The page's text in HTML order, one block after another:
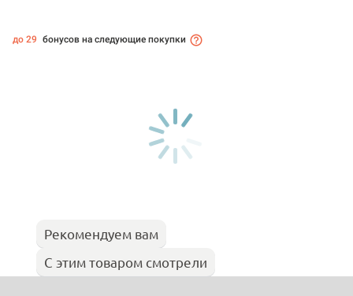
до 29 бонусов на следующие покупки
Рекомендуем вам
С этим товаром смотрели